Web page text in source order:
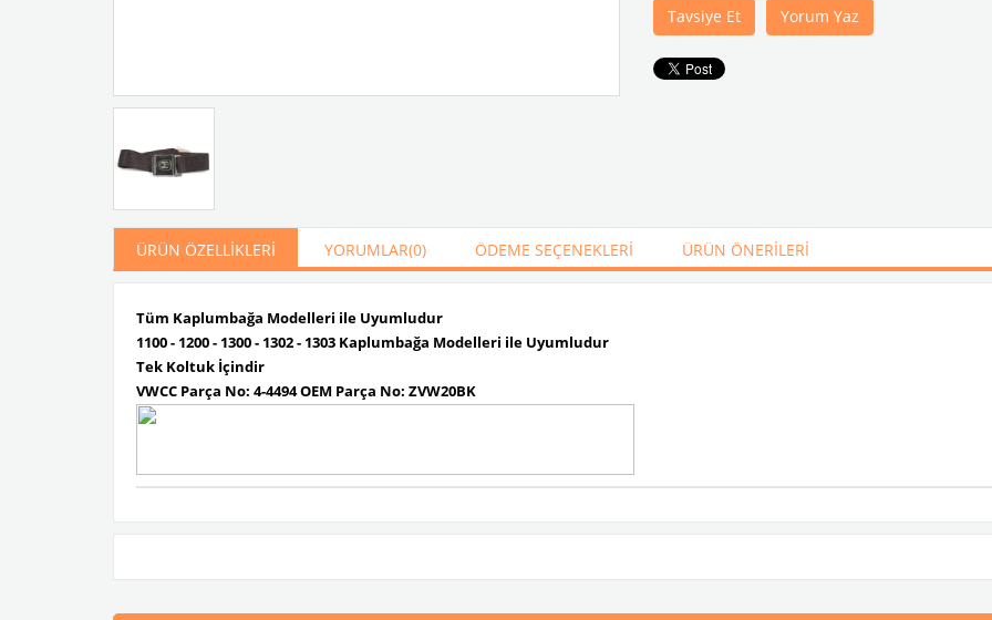
Tavsiye Et Yorum Yaz
ÜRÜN ÖZELLIKLERI YORUMLAR(0) ÖDEME SEÇENEKLERI ÜRÜN ÖNERILERI
Tüm Kaplumbağa Modelleri ile Uyumludur
1100 - 1200 - 1300 - 1302 - 1303 Kaplumbağa Modelleri ile Uyumludur
Tek Koltuk İçindir
VWCC Parça No: 4-4494 OEM Parça No: ZVW20BK